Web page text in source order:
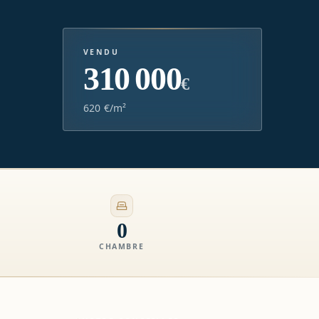
VENDU
310 000€
620 €/m²
0
CHAMBRE